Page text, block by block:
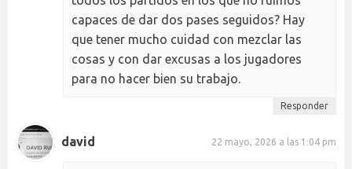
capaces de dar dos pases seguidos? Hay
que tener mucho cuidad con mezclar las
cosas y con dar excusas a los jugadores
para no hacer bien su trabajo.
Responder
david 22 mayo, 2026 a las 1:04 pm